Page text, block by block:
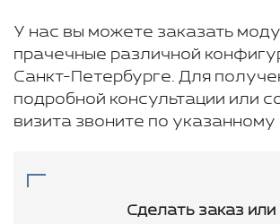
У нас вы можете заказать
прачечные различной
Санкт-Петербурге. Для
подробной консультации или
визита звоните по указанному
Сделать заказ или